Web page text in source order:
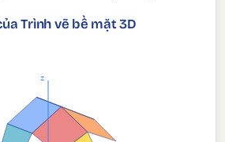
Trình vẽ bề mặt 3D
z